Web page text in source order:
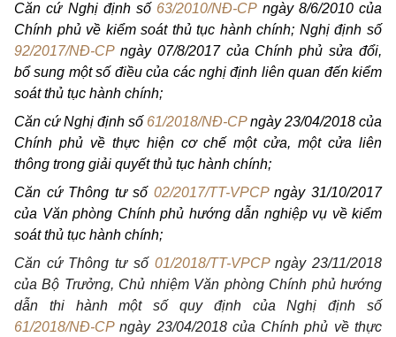
Căn cứ Nghị định số 63/2010/NĐ-CPngày 8/6/2010 của
Chính phủ về kiểm soát thủ tục hành chính; Nghị định số
92/2017/NĐ-CPngày 07/8/2017 của Chính phủ sửa đổi,
bổ sung một số điều của các nghị định liên quan đến kiểm
soát thủ tục hành chính;
Căn cứ Nghị định số 61/2018/NĐ-CPngày 23/04/2018 của
Chính phủ về thực hiện cơ chế một cửa, một cửa liên
thông trong giải quyết thủ tục hành chính;
Căn cứ Thông tư số 02/2017/TT-VPCPngày 31/10/2017
của Văn phòng Chính phủ hướng dẫn nghiệp vụ về kiểm
soát thủ tục hành chính;
Căn cứ Thông tư số 01/2018/TT-VPCPngày 23/11/2018
của Bộ Trưởng, Chủ nhiệm Văn phòng Chính phủ hướng
dẫn thi hành một số quy định của Nghị định số
61/2018/NĐ-CPngày 23/04/2018 của Chính phủ về thực